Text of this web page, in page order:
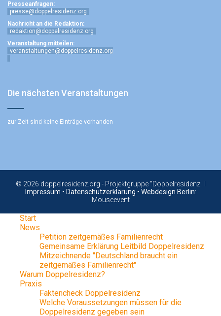
Presseanfragen:
presse@doppelresidenz.org
Nachricht an die Redaktion:
redaktion@doppelresidenz.org
Veranstaltung mitteilen:
veranstaltungen@doppelresidenz.org
Die nächsten Veranstaltungen
zur Zeit sind keine Einträge vorhanden
© 2026 doppelresidenz.org - Projektgruppe "Doppelresidenz" I
Impressum • Datenschutzerklärung • Webdesign Berlin:
Mouseevent
Start
News
Petition zeitgemäßes Familienrecht
Gemeinsame Erklärung Leitbild Doppelresidenz
Mitzeichnende "Deutschland braucht ein
zeitgemäßes Familienrecht"
Warum Doppelresidenz?
Praxis
Faktencheck Doppelresidenz
Welche Voraussetzungen müssen für die
Doppelresidenz gegeben sein